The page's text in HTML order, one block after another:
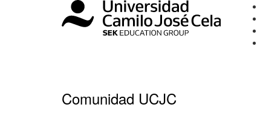
Comunidad UCJC